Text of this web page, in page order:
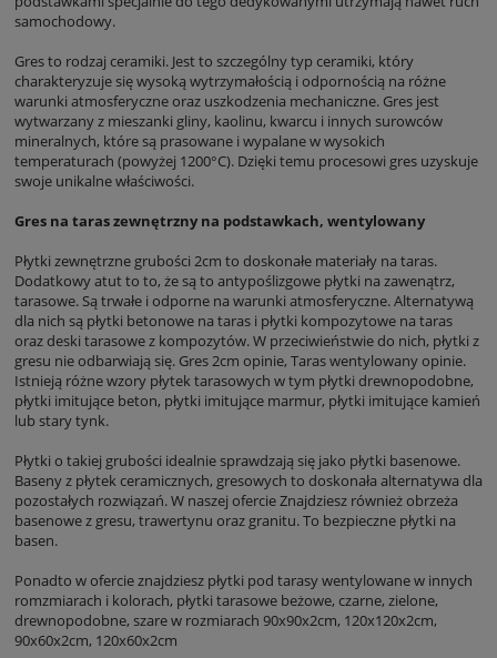
samochodowy.
Gres to rodzaj ceramiki. Jest to szczególny typ ceramiki, który
charakteryzuje się wysoką wytrzymałością i odpornością na różne
warunki atmosferyczne oraz uszkodzenia mechaniczne. Gres jest
wytwarzany z mieszanki gliny, kaolinu, kwarcu i innych surowców
mineralnych, które są prasowane i wypalane w wysokich
temperaturach (powyżej 1200°C). Dzięki temu procesowi gres uzyskuje
swoje unikalne właściwości.
Gres na taras zewnętrzny na podstawkach, wentylowany
Płytki zewnętrzne grubości 2cm to doskonałe materiały na taras.
Dodatkowy atut to to, że są to antypoślizgowe płytki na zawenątrz,
tarasowe. Są trwałe i odporne na warunki atmosferyczne. Alternatywą
dla nich są płytki betonowe na taras i płytki kompozytowe na taras
oraz deski tarasowe z kompozytów. W przeciwieństwie do nich, płytki z
gresu nie odbarwiają się. Gres 2cm opinie, Taras wentylowany opinie.
Istnieją różne wzory płytek tarasowych w tym płytki drewnopodobne,
płytki imitujące beton, płytki imitujące marmur, płytki imitujące kamień
lub stary tynk.
Płytki o takiej grubości idealnie sprawdzają się jako płytki basenowe.
Baseny z płytek ceramicznych, gresowych to doskonała alternatywa dla
pozostałych rozwiązań. W naszej ofercie Znajdziesz również obrzeża
basenowe z gresu, trawertynu oraz granitu. To bezpieczne płytki na
basen.
Ponadto w ofercie znajdziesz płytki pod tarasy wentylowane w innych
romzmiarach i kolorach, płytki tarasowe beżowe, czarne, zielone,
drewnopodobne, szare w rozmiarach 90x90x2cm, 120x120x2cm,
90x60x2cm, 120x60x2cm